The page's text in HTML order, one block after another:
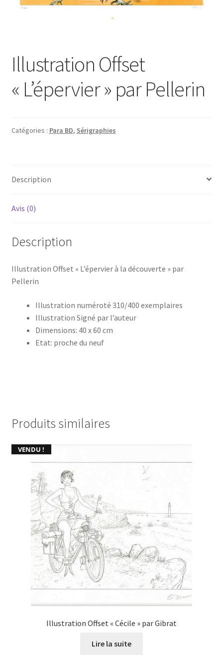
Illustration Offset
« L’épervier » par Pellerin
Catégories : Para BD, Sérigraphies
Description
Avis (0)
Description
Illustration Offset « L’épervier à la découverte » par
Pellerin
Illustration numéroté 310/400 exemplaires
Illustration Signé par l’auteur
Dimensions: 40 x 60 cm
Etat: proche du neuf
Produits similaires
VENDU !
Illustration Offset « Cécile » par Gibrat
Lire la suite